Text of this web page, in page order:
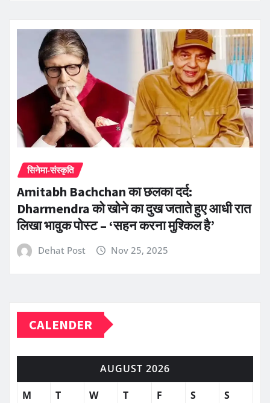
सिनेमा-संस्कृति
Amitabh Bachchan का छलका दर्द:
Dharmendra को खोने का दुख जताते हुए आधी रात
लिखा भावुक पोस्ट – ‘सहन करना मुश्किल है’
Dehat Post Nov 25, 2025
CALENDER
AUGUST 2026
M
T W T F S S